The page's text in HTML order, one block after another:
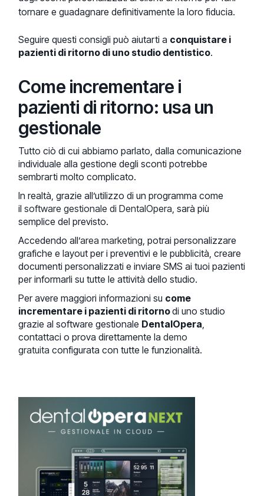
tornare e guadagnare definitivamente la loro fiducia.
Seguire questi consigli può aiutarti a conquistare i
pazienti di ritorno di uno studio dentistico.
Come incrementare i
pazienti di ritorno: usa un
gestionale
Tutto ciò di cui abbiamo parlato, dalla comunicazione
individuale alla gestione degli sconti potrebbe
sembrarti molto complicato.
In realtà, grazie all’utilizzo di un programma come
ilsoftware gestionale di DentalOpera, sarà più
semplice del previsto.
Accedendo all’area marketing, potrai personalizzare
grafiche e layout per i preventivi e le pubblicità, creare
documenti personalizzati e inviare SMS ai tuoi pazienti
per informarli su tutte le attività dello studio.
Per avere maggiori informazioni su come
incrementare i pazienti di ritornodi uno studio
grazie al software gestionale DentalOpera,
contattaci o prova direttamente lademo
gratuita configurata con tutte le funzionalità.